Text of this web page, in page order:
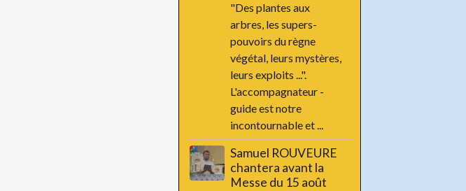
"Des plantes aux
arbres, les supers-
pouvoirs du règne
végétal, leurs mystères,
leurs exploits ...".
L'accompagnateur -
guide est notre
incontournable et ...
Samuel ROUVEURE
chantera avant la
Messe du 15 août